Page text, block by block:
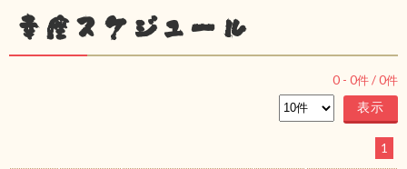
幸座スケジュール
0 - 0件 /0件
1